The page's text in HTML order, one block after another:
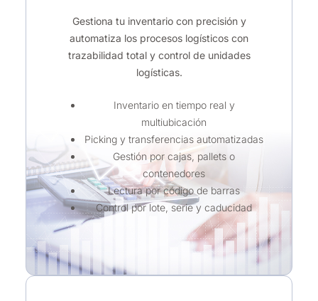
Gestiona tu inventario con precisión y
automatiza los procesos logísticos con
trazabilidad total y control de unidades
logísticas.
Inventario en tiempo real y
multiubicación
Picking y transferencias automatizadas
Gestión por cajas, pallets o
contenedores
Lectura por código de barras
Control por lote, serie y caducidad